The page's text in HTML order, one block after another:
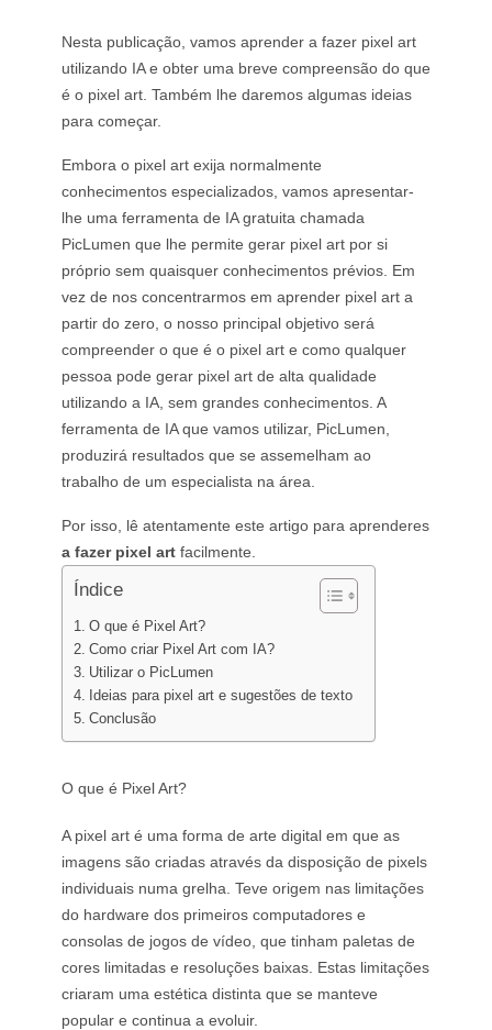
Vídeo de Abraço com IA
Vídeo de Dança com IA
Vídeo de Dança de Bebê
Remover objeto do vídeo
Remover texto do vídeo
Remover ruído do vídeo
Criador de Câmera Lenta
Vídeo para anime
Gerador de Garotas com IA
Gerador de Humanos com IA
Gerador de Personagens com IA
Gerador de Rostos com IA
Por estilo
Realista
Personagem de anime
Funko Pop
Pixel Art
Criador de Chibi
Criador de VTuber
Personagem 3D
Gerador de Avatar com IA
Gerador de Poses com IA
Modelos de Vídeo
Kling 3.0 Controle de Movimento
Sora AI
Seedance 2.0
Veo 3.1
Grok Imagine
Todos os modelos
Substituir com IA (Inpainting)
Combinar Imagens com IA
Extensor de Imagem
Retoque e Estilo
Trocador de Roupas com IA
Mudar Penteado
Criador de Foto para Passaporte
Removedor de Objetos
Foto em Arte
Página de colorir
Gerador de Fundos com IA
Marketing
Vídeo de Produto com IA
Gerador de Logotipos com IA
Gerador de Cartazes com IA
Gerador de Banners com IA
Criador de Capas de Livros
Design de roupas
Nesta publicação, vamos aprender a fazer pixel art
utilizando IA e obter uma breve compreensão do que
é o pixel art. Também lhe daremos algumas ideias
para começar.
Embora o pixel art exija normalmente
conhecimentos especializados, vamos apresentar-
lhe uma ferramenta de IA gratuita chamada
PicLumen que lhe permite gerar pixel art por si
próprio sem quaisquer conhecimentos prévios. Em
vez de nos concentrarmos em aprender pixel art a
partir do zero, o nosso principal objetivo será
compreender o que é o pixel art e como qualquer
pessoa pode gerar pixel art de alta qualidade
utilizando a IA, sem grandes conhecimentos. A
ferramenta de IA que vamos utilizar, PicLumen,
produzirá resultados que se assemelham ao
trabalho de um especialista na área.
Por isso, lê atentamente este artigo para aprenderes
a fazer pixel art facilmente.
Índice
O que é Pixel Art?
Como criar Pixel Art com IA?
Utilizar o PicLumen
Ideias para pixel art e sugestões de texto
Conclusão
O que é Pixel Art?
A pixel art é uma forma de arte digital em que as
imagens são criadas através da disposição de pixels
individuais numa grelha. Teve origem nas limitações
do hardware dos primeiros computadores e
consolas de jogos de vídeo, que tinham paletas de
cores limitadas e resoluções baixas. Estas limitações
criaram uma estética distinta que se manteve
popular e continua a evoluir.